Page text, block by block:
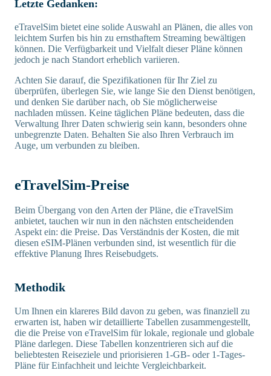
Letzte Gedanken:
eTravelSim bietet eine solide Auswahl an Plänen, die alles von
leichtem Surfen bis hin zu ernsthaftem Streaming bewältigen
können. Die Verfügbarkeit und Vielfalt dieser Pläne können
jedoch je nach Standort erheblich variieren.
Achten Sie darauf, die Spezifikationen für Ihr Ziel zu
überprüfen, überlegen Sie, wie lange Sie den Dienst benötigen,
und denken Sie darüber nach, ob Sie möglicherweise
nachladen müssen. Keine täglichen Pläne bedeuten, dass die
Verwaltung Ihrer Daten schwierig sein kann, besonders ohne
unbegrenzte Daten. Behalten Sie also Ihren Verbrauch im
Auge, um verbunden zu bleiben.
eTravelSim-Preise
Beim Übergang von den Arten der Pläne, die eTravelSim
anbietet, tauchen wir nun in den nächsten entscheidenden
Aspekt ein: die Preise. Das Verständnis der Kosten, die mit
diesen eSIM-Plänen verbunden sind, ist wesentlich für die
effektive Planung Ihres Reisebudgets.
Methodik
Um Ihnen ein klareres Bild davon zu geben, was finanziell zu
erwarten ist, haben wir detaillierte Tabellen zusammengestellt,
die die Preise von eTravelSim für lokale, regionale und globale
Pläne darlegen. Diese Tabellen konzentrieren sich auf die
beliebtesten Reiseziele und priorisieren 1-GB- oder 1-Tages-
Pläne für Einfachheit und leichte Vergleichbarkeit.